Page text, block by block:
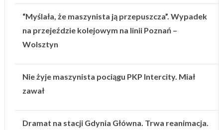
“Myślała, że maszynista ją przepuszcza”. Wypadek
na przejeździe kolejowym na linii Poznań –
Wolsztyn
Nie żyje maszynista pociągu PKP Intercity. Miał
zawał
Dramat na stacji Gdynia Główna. Trwa reanimacja.